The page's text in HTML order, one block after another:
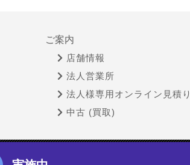
ご案内
店舗情報
法人営業所
法人様専用オンライン見積り
中古 (買取)
トポリシー